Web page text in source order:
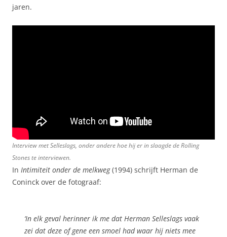
jaren.
Interview met Selleslags, onder andere hoe hij er in slaagde de Rolling
Stones te interviewen.
In Intimiteit onder de melkweg(1994) schrijft Herman de
Coninck over de fotograaf:
‘In elk geval herinner ik me dat Herman Selleslags vaak
zei dat deze of gene een smoel had waar hij niets mee